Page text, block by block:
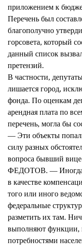
приложением к
Перечень был
благополучно
горсовета, который
данный список
претензий.
В частности,
лишается город,
фонда. По оценкам
арендная плата по
перечень, могла бы
— Эти объекты
силу разных
вопроса бывший
ФЕДОТОВ. — Иногда
в качестве
того или иного
федеральные
разметить их там.
выполняют функции,
потребностями